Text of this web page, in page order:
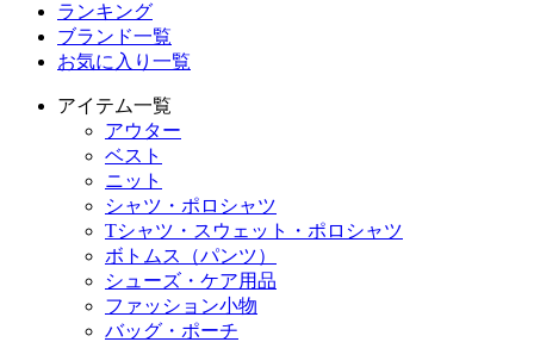
ランキング
ブランド一覧
お気に入り一覧
アイテム一覧
アウター
ベスト
ニット
シャツ・ポロシャツ
Tシャツ・スウェット・ポロシャツ
ボトムス（パンツ）
シューズ・ケア用品
ファッション小物
バッグ・ポーチ